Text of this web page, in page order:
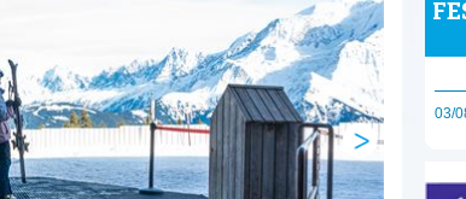
03/